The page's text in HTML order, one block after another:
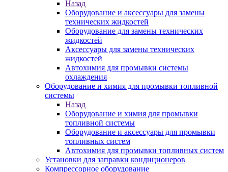
Назад
Оборудование и аксессуары для замены
технических жидкостей
Оборудование для замены технических
жидкостей
Аксессуары для замены технических
жидкостей
Автохимия для промывки системы
охлаждения
Оборудование и химия для промывки топливной
системы
Назад
Оборудование и химия для промывки
топливной системы
Оборудование и аксессуары для промывки
топливных систем
Автохимия для промывки топливных систем
Установки для заправки кондиционеров
Компрессорное оборудование